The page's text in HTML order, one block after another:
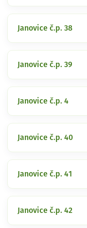
Janovice č.p. 38
Janovice č.p. 39
Janovice č.p. 4
Janovice č.p. 40
Janovice č.p. 41
Janovice č.p. 42